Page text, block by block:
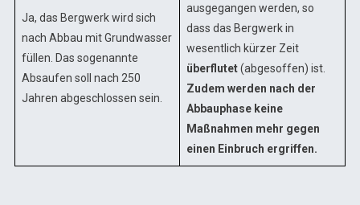
Ja, das Bergwerk wird sich
nach Abbau mit Grundwasser
füllen. Das sogenannte
Absaufen soll nach 250
Jahren abgeschlossen sein.
ausgegangen werden, so
dass das Bergwerk in
wesentlich kürzer Zeit
überflutet(abgesoffen) ist.
Zudem werden nach der
Abbauphase keine
Maßnahmen mehr gegen
einen Einbruch ergriffen.